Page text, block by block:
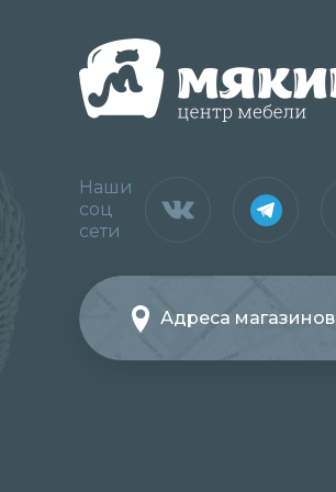
Наши
соц
сети
Адреса магазинов